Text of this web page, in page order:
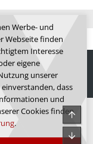
Hilfe Startseite
Werbe- und
Webseite finden
Interesse
eigene
unserer
dass
und
Cookies finden
.